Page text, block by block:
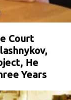
Court
He
Years